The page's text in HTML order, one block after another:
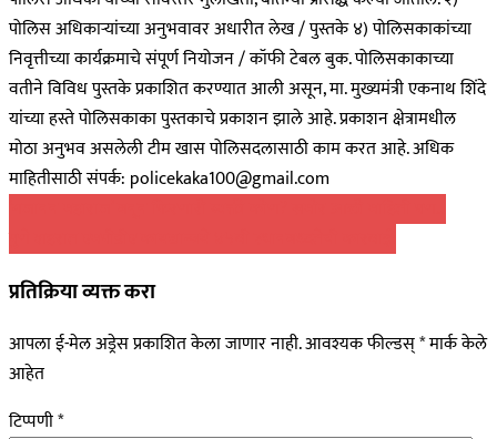
पोलिस अधिकाऱ्यांच्या अनुभवावर अधारीत लेख / पुस्तके ४) पोलिसकाकांच्या
निवृत्तीच्या कार्यक्रमाचे संपूर्ण नियोजन / कॉफी टेबल बुक. पोलिसकाकाच्या
वतीने विविध पुस्तके प्रकाशित करण्यात आली असून, मा. मुख्यमंत्री एकनाथ शिंदे
यांच्या हस्ते पोलिसकाका पुस्तकाचे प्रकाशन झाले आहे. प्रकाशन क्षेत्रामधील
मोठा अनुभव असलेली टीम खास पोलिसदलासाठी काम करत आहे. अधिक
माहितीसाठी संपर्क: policekaka100@gmail.com
नॅव्हिगेशन
प्रतिक्रिया व्यक्त करा
आपला ई-मेल अड्रेस प्रकाशित केला जाणार नाही.आवश्यक फील्डस्*मार्क केले
आहेत
टिप्पणी*